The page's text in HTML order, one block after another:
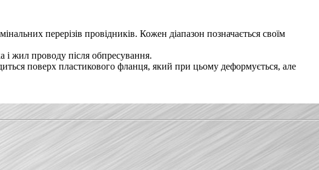
перерізів провідників. Кожен діапазон позначається своїм
і жил проводу після обпресування.
поверх пластикового фланця, який при цьому деформується, але